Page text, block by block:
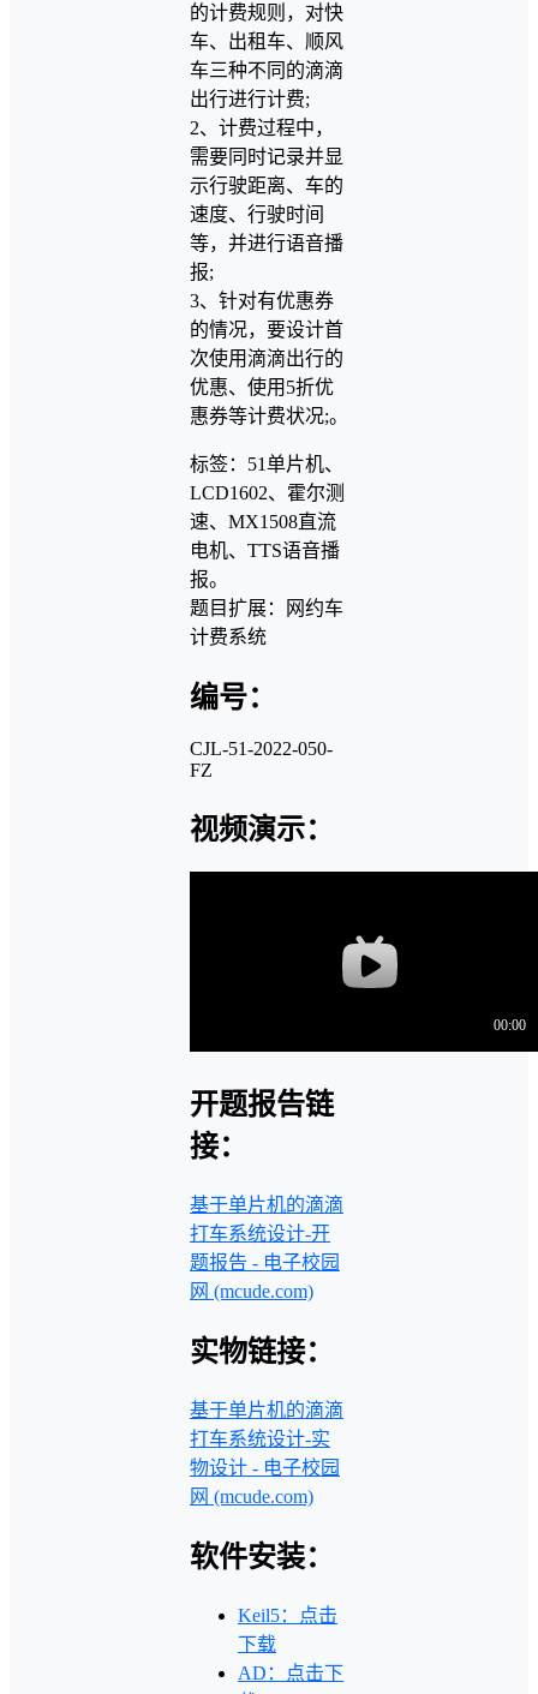
的计费规则，对快
车、出租车、顺风
车三种不同的滴滴
出行进行计费;
2、计费过程中，
需要同时记录并显
示行驶距离、车的
速度、行驶时间
等，并进行语音播
报;
3、针对有优惠券
的情况，要设计首
次使用滴滴出行的
优惠、使用5折优
惠券等计费状况;。
标签：51单片机、
LCD1602、霍尔测
速、MX1508直流
电机、TTS语音播
报。
题目扩展：网约车
计费系统
编号：
CJL-51-2022-050-
FZ
视频演示：
开题报告链
接：
基于单片机的滴滴
打车系统设计-开
题报告 - 电子校园
网 (mcude.com)
实物链接：
基于单片机的滴滴
打车系统设计-实
物设计 - 电子校园
网 (mcude.com)
软件安装：
Keil5：点击
下载
AD：点击下